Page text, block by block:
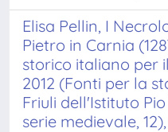
Elisa Pellin, I
Pietro in Carnia
storico italiano per
2012 (Fonti per la
Friuli dell'Istituto
serie medievale,